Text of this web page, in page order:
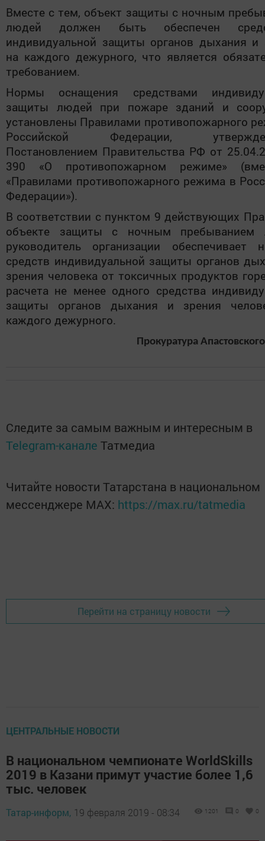
Вместе с тем, объект защиты с ночным
людей должен быть обеспечен
индивидуальной защиты органов дыхания и
на каждого дежурного, что является
требованием.
Нормы оснащения средствами
защиты людей при пожаре зданий и
установлены Правилами противопожарного
Российской Федерации,
Постановлением Правительства РФ от
390 «О противопожарном режиме»
«Правилами противопожарного режима в
Федерации»).
В соответствии с пунктом 9 действующих
объекте защиты с ночным пребыванием
руководитель организации обеспечивает
средств индивидуальной защиты органов
зрения человека от токсичных продуктов
расчета не менее одного средства
защиты органов дыхания и зрения
каждого дежурного.
Прокуратура
Следите за самым важным и интересным в
Telegram-канале Татмедиа
Читайте новости Татарстана в национальном
мессенджере MАХ: https://max.ru/tatmedia
Перейти на страницу новости
ЦЕНТРАЛЬНЫЕ НОВОСТИ
В национальном чемпионате WorldSkills
2019 в Казани примут участие более 1,6
тыс. человек
Татар-информ, 19 февраля 2019 - 08:34 1201 0 0